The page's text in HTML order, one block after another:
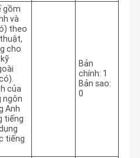
gồm
và
theo
cho
của
ngôn
Anh
tiếng
tiếng
Bản
chính: 1
Bản sao:
0